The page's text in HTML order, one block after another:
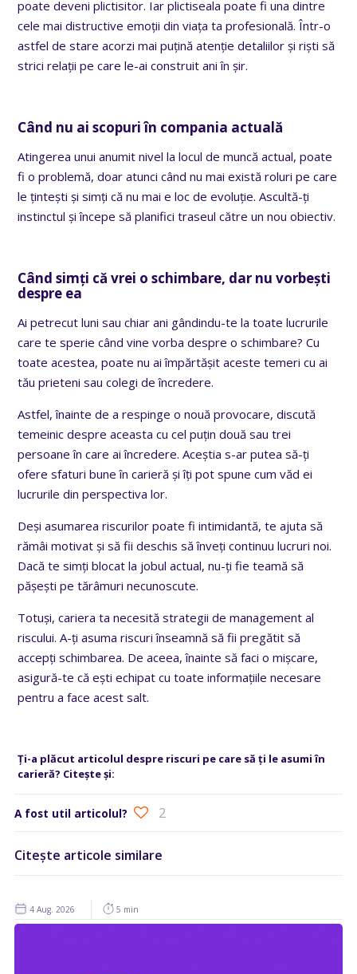
poate deveni plictisitor. Iar plictiseala poate fi una dintre
cele mai distructive emoții din viața ta profesională. Într-o
astfel de stare acorzi mai puțină atenție detaliilor și riști să
strici relații pe care le-ai construit ani în șir.
Când nu ai scopuri în compania actuală
Atingerea unui anumit nivel la locul de muncă actual, poate
fi o problemă, doar atunci când nu mai există roluri pe care
le țintești și simți că nu mai e loc de evoluție. Ascultă-ți
instinctul și începe să planifici traseul către un nou obiectiv.
Când simți că vrei o schimbare, dar nu vorbești
despre ea
Ai petrecut luni sau chiar ani gândindu-te la toate lucrurile
care te sperie când vine vorba despre o schimbare? Cu
toate acestea, poate nu ai împărtășit aceste temeri cu ai
tău prieteni sau colegi de încredere.
Astfel, înainte de a respinge o nouă provocare, discută
temeinic despre aceasta cu cel puțin două sau trei
persoane în care ai încredere. Aceștia s-ar putea să-ți
ofere sfaturi bune în carieră și îți pot spune cum văd ei
lucrurile din perspectiva lor.
Deși asumarea riscurilor poate fi intimidantă, te ajuta să
rămâi motivat și să fii deschis să înveți continuu lucruri noi.
Dacă te simți blocat la jobul actual, nu-ți fie teamă să
pășești pe tărâmuri necunoscute.
Totuși, cariera ta necesită strategii de management al
riscului. A-ți asuma riscuri înseamnă să fii pregătit să
accepți schimbarea. De aceea, înainte să faci o mișcare,
asigură-te că ești echipat cu toate informațiile necesare
pentru a face acest salt.
Ți-a plăcut articolul despre riscuri pe care să ți le asumi în
carieră? Citește și:
A fost util articolul? 2
Citește articole similare
4 Aug. 2026 5 min